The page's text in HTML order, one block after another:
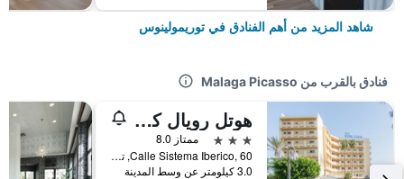
شاهد المزيد من أهم الفنادق في توريمولينوس
فنادق بالقرب من Malaga Picasso
هوتل رويال كوستا
3 نجوم
ممتاز 8.0
Calle Sistema Iberico, 60, توريمولينوس, منطقة أندلوسيا, أسبانيا
3.0 كيلومتر عن وسط المدينة